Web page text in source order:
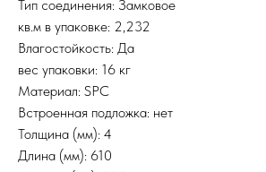
Тип соединения: Замковое
кв.м в упаковке: 2,232
Влагостойкость: Да
вес упаковки: 16 кг
Материал: SPC
Встроенная подложка: нет
Толщина (мм): 4
Длина (мм): 610